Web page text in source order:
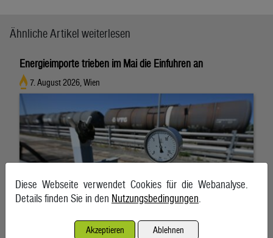
Ähnliche Artikel weiterlesen
Energieimporte trieben im Mai die Einfuhren an
7. August 2026, Wien
Diese Webseite verwendet Cookies für die Webanalyse.
Details finden Sie in den Nutzungsbedingungen
Akzeptieren Ablehnen